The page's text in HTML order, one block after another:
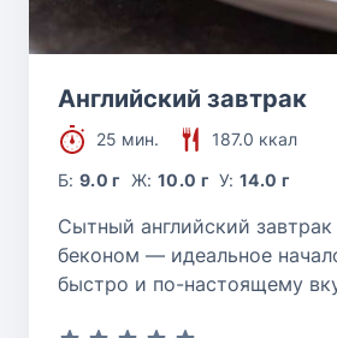
Английский завтрак
25 мин.
187.0 ккал
Б:9.0 г Ж: 10.0 г У:14.0 г
Сытный английский
беконом — идеальное
быстро и по-настоящему